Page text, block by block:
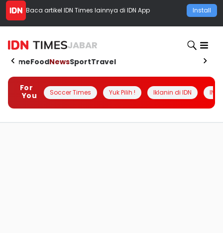
Baca artikel IDN Times lainnya di IDN App Install
JABAR
HomeFoodNewsSportTravel
For
You
Soccer Times Yuk Pilih ! Iklanin di IDN